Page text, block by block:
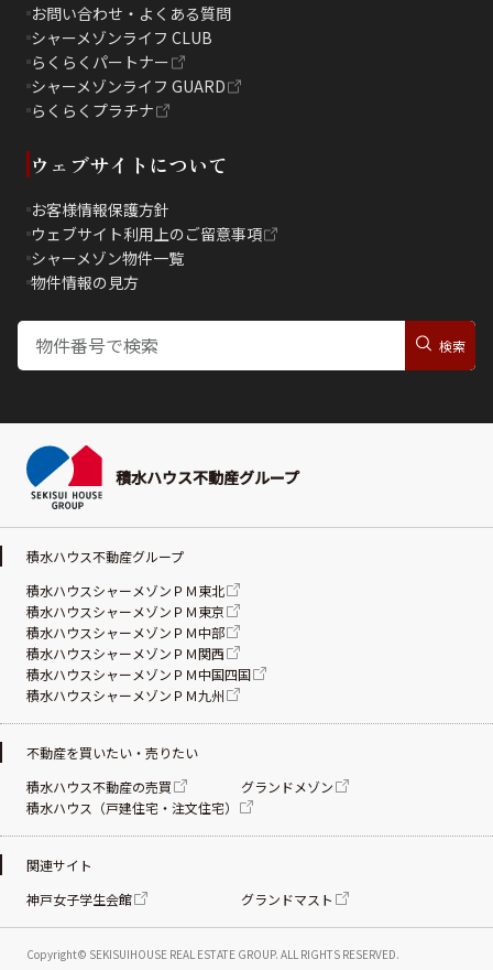
お問い合わせ・よくある質問
シャーメゾンライフ CLUB
らくらくパートナー
シャーメゾンライフ GUARD
らくらくプラチナ
ウェブサイトについて
お客様情報保護方針
ウェブサイト利用上のご留意事項
シャーメゾン物件一覧
物件情報の見方
積水ハウス不動産グループ
Copyright© SEKISUIHOUSE REAL ESTATE GROUP. ALL RIGHTS RESERVED.
積水ハウス不動産グループ
積水ハウスシャーメゾンＰＭ東北
積水ハウスシャーメゾンＰＭ東京
積水ハウスシャーメゾンＰＭ中部
積水ハウスシャーメゾンＰＭ関西
積水ハウスシャーメゾンＰＭ中国四国
積水ハウスシャーメゾンＰＭ九州
不動産を買いたい・売りたい
積水ハウス不動産の売買
グランドメゾン
積水ハウス（戸建住宅・注文住宅）
関連サイト
神戸女子学生会館
グランドマスト